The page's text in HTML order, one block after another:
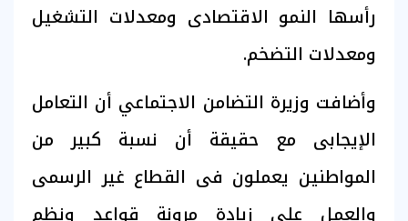
رأسها النمو الاقتصادى ومعدلات التشغيل
ومعدلات التضخم.
وأضافت وزيرة التضامن الاجتماعي أن التعامل
الإيجابى مع حقيقة أن نسبة كبير من
المواطنين يعملون فى القطاع غير الرسمى
والعمل على زيادة مرونة قواعد ونظم